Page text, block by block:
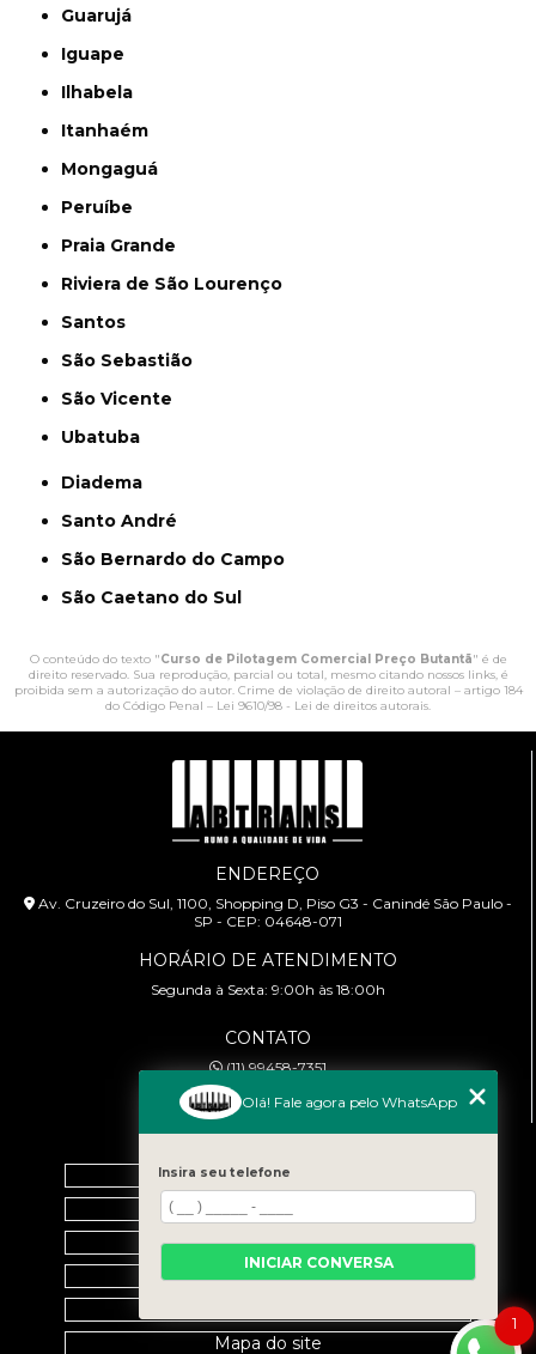
Guarujá
Iguape
Ilhabela
Itanhaém
Mongaguá
Peruíbe
Praia Grande
Riviera de São Lourenço
Santos
São Sebastião
São Vicente
Ubatuba
Diadema
Santo André
São Bernardo do Campo
São Caetano do Sul
O conteúdo do texto "Curso de Pilotagem Comercial Preço Butantã" é de
direito reservado. Sua reprodução, parcial ou total, mesmo citando nossos links, é
proibida sem a autorização do autor. Crime de violação de direito autoral – artigo 184
do Código Penal – Lei 9610/98 - Lei de direitos autorais.
ENDEREÇO
Av. Cruzeiro do Sul, 1100, Shopping D, Piso G3 - Canindé São Paulo -
SP - CEP: 04648-071
HORÁRIO DE ATENDIMENTO
Segunda à Sexta: 9:00h às 18:00h
CONTATO
(11) 99458-7351
cursoabtrans@gmail.com
Home
Empresa
Galeria
Contato
Mapa do site
1
Olá! Fale agora pelo WhatsApp
Insira seu telefone
INICIAR CONVERSA